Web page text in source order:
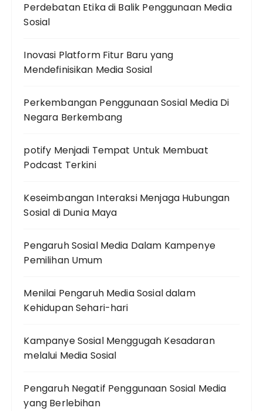
Perdebatan Etika di Balik Penggunaan Media
Sosial
Inovasi Platform Fitur Baru yang
Mendefinisikan Media Sosial
Perkembangan Penggunaan Sosial Media Di
Negara Berkembang
potify Menjadi Tempat Untuk Membuat
Podcast Terkini
Keseimbangan Interaksi Menjaga Hubungan
Sosial di Dunia Maya
Pengaruh Sosial Media Dalam Kampenye
Pemilihan Umum
Menilai Pengaruh Media Sosial dalam
Kehidupan Sehari-hari
Kampanye Sosial Menggugah Kesadaran
melalui Media Sosial
Pengaruh Negatif Penggunaan Sosial Media
yang Berlebihan